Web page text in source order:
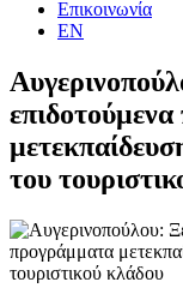
Επικοινωνία
EN
του